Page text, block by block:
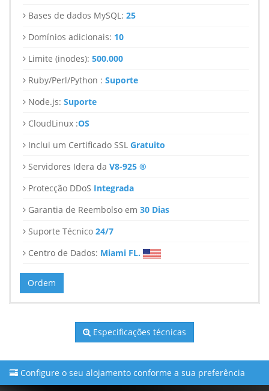
Bases de dados MySQL: 25
Domínios adicionais: 10
Limite (inodes): 500.000
Ruby/Perl/Python : Suporte
Node.js: Suporte
CloudLinux :OS
Inclui um Certificado SSL Gratuito
Servidores Idera da V8-925 ®
Protecção DDoS Integrada
Garantia de Reembolso em 30 Dias
Suporte Técnico 24/7
Centro de Dados: Miami FL.
Ordem
Especificações técnicas
Configure o seu alojamento conforme a sua preferência